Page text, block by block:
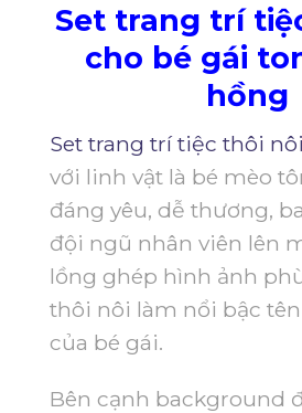
Set trang trí
cho bé gái
hồng
Set trang trí tiệc thôi
với linh vật là bé mèo
đáng yêu, dễ thương,
đội ngũ nhân viên lên
lồng ghép hình ảnh
thôi nôi làm nổi bậc
của bé gái.
Bên cạnh background